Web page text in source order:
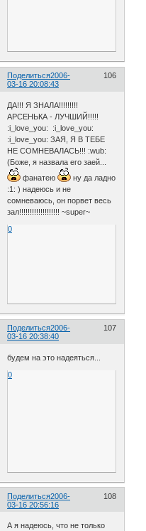
Поделиться 106
2006-
03-16 20:08:43
ДА!!! Я ЗНАЛА!!!!!!!!!
АРСЕНЬКА - ЛУЧШИЙ!!!!!
:i_love_you: :i_love_you:
:i_love_you: ЗАЯ, Я В ТЕБЕ
НЕ СОМНЕВАЛАСЬ!!! :wub:
(Боже, я назвала его заей...
фанатею
ну да ладно
:1: ) надеюсь и не
сомневаюсь, он порвет весь
зал!!!!!!!!!!!!!!!!!!! ~super~
0
Поделиться 107
2006-
03-16 20:38:40
будем на это надеяться...
0
Поделиться 108
2006-
03-16 20:56:16
А я надеюсь, что не только